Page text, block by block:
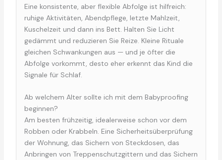
Eine konsistente, aber flexible Abfolge ist hilfreich:
ruhige Aktivitäten, Abendpflege, letzte Mahlzeit,
Kuschelzeit und dann ins Bett. Halten Sie Licht
gedämmt und reduzieren Sie Reize. Kleine Rituale
gleichen Schwankungen aus — und je öfter die
Abfolge vorkommt, desto eher erkennt das Kind die
Signale für Schlaf.
Ab welchem Alter sollte ich mit dem Babyproofing
beginnen?
Am besten frühzeitig, idealerweise schon vor dem
Robben oder Krabbeln. Eine Sicherheitsüberprüfung
der Wohnung, das Sichern von Steckdosen, das
Anbringen von Treppenschutzgittern und das Sichern